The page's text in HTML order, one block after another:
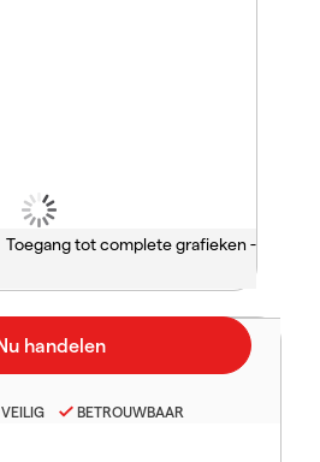
Toegang tot complete grafieken -
VEILIG BETROUWBAAR